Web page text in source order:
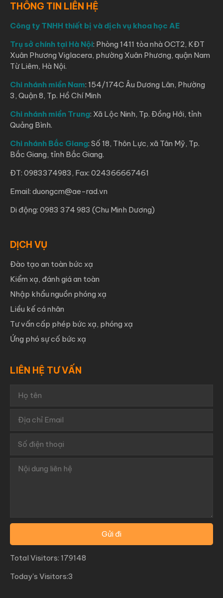
THÔNG TIN LIÊN HỆ
Công ty TNHH thiết bị và dịch vụ khoa học AE
Trụ sở chính tại Hà Nội: Phòng 1411 tòa nhà OCT2, KĐT
Xuân Phương Viglacera, phường Xuân Phương, quận Nam
Từ Liêm, Hà Nội.
Chi nhánh miền Nam: 154/174C Âu Dương Lân, Phường
3, Quận 8, Tp. Hồ Chí Minh
Chi nhánh miền Trung: Xã Lộc Ninh, Tp. Đồng Hới, tỉnh
Quảng Bình.
Chi nhánh Bắc Giang: Số 18, Thôn Lực, xã Tân Mỹ, Tp.
Bắc Giang, tỉnh Bắc Giang.
ĐT: 0983374983, Fax: 024366667461
Email: duongcm@ae-rad.vn
Di động: 0983 374 983 (Chu Minh Dương)
DỊCH VỤ
Đào tạo an toàn bức xạ
Kiểm xạ, đánh giá an toàn
Nhập khẩu nguồn phóng xạ
Liều kế cá nhân
Tư vấn cấp phép bức xạ, phóng xạ
Ứng phó sự cố bức xạ
LIÊN HỆ TƯ VẤN
Total Visitors: 179148
Today's Visitors:3